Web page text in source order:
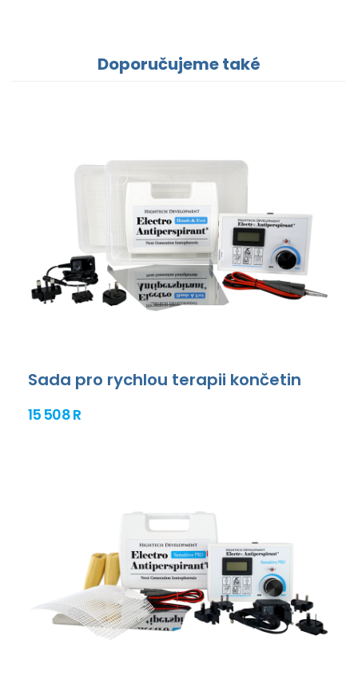
Doporučujeme také
Sada pro rychlou terapii končetin
15 508 R